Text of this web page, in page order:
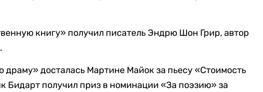
книгу» получил писатель Эндрю Шон Грир, автор
досталась Мартине Майок за пьесу «Стоимость
Бидарт получил приз в номинации «За поэзию» за